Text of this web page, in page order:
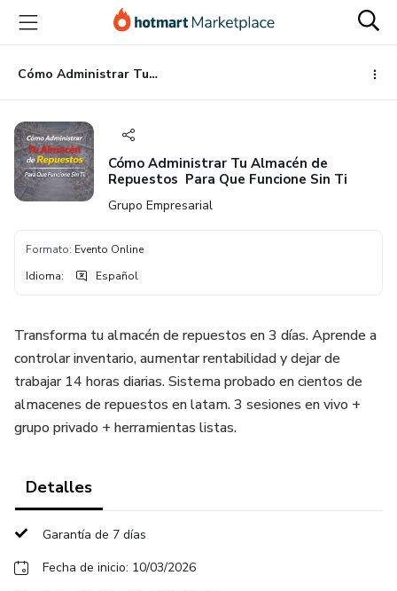
principal
página
de
página
Cómo Administrar Tu Almacén de Repuestos Para Que Funcione Sin Ti
Cómo Administrar Tu Almacén de
Repuestos Para Que Funcione Sin Ti
Grupo Empresarial
Formato: Evento Online
Idioma: Español
Transforma tu almacén de repuestos en 3 días. Aprende a
controlar inventario, aumentar rentabilidad y dejar de
trabajar 14 horas diarias. Sistema probado en cientos de
almacenes de repuestos en latam. 3 sesiones en vivo +
grupo privado + herramientas listas.
Detalles
Garantía de 7 días
Fecha de inicio: 10/03/2026